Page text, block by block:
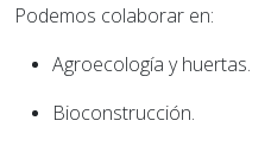
Podemos colaborar en:
Agroecología y huertas.
Bioconstrucción.